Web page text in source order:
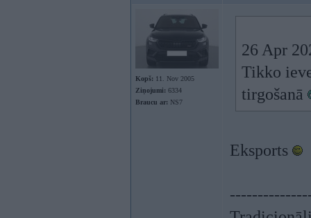
Kopš: 11. Nov 2005
Ziņojumi: 6334
Braucu ar: NS7
26 Apr
Tikko
tirgošanā
Eksports